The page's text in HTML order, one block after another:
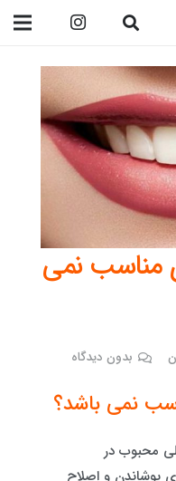
مناسب نمی
بدون دیدگاه
نمی باشد؟
محبوب در
پوشاندن و اصلاح